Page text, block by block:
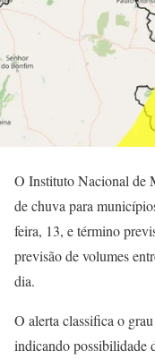
O Instituto Nacional de
de chuva para
feira, 13, e término
previsão de volumes
dia.
O alerta classifica o
indicando possibilidade